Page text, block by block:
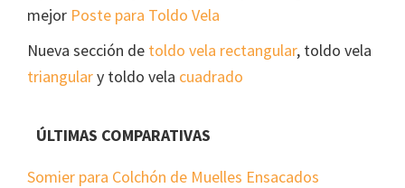
mejor Poste para Toldo Vela
Nueva sección de toldo vela rectangular, toldo vela
triangulary toldo vela cuadrado
ÚLTIMAS COMPARATIVAS
Somier para Colchón de Muelles Ensacados